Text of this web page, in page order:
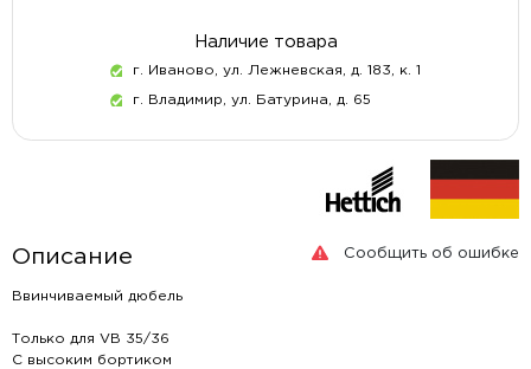
Наличие товара
г. Иваново, ул. Лежневская, д. 183, к. 1
г. Владимир, ул. Батурина, д. 65
Сообщить об ошибке
Описание
Ввинчиваемый дюбель
Только для VB 35/36
С высоким бортиком